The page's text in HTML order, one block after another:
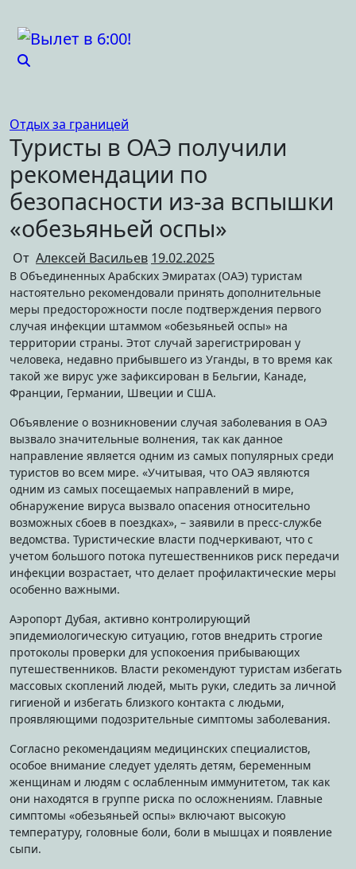
содержимому
Отдых за границей
Туристы в ОАЭ получили
рекомендации по
безопасности из-за вспышки
«обезьяньей оспы»
От Алексей Васильев 19.02.2025
В Объединенных Арабских Эмиратах (ОАЭ) туристам
настоятельно рекомендовали принять дополнительные
меры предосторожности после подтверждения первого
случая инфекции штаммом «обезьяньей оспы» на
территории страны. Этот случай зарегистрирован у
человека, недавно прибывшего из Уганды, в то время как
такой же вирус уже зафиксирован в Бельгии, Канаде,
Франции, Германии, Швеции и США.
Объявление о возникновении случая заболевания в ОАЭ
вызвало значительные волнения, так как данное
направление является одним из самых популярных среди
туристов во всем мире. «Учитывая, что ОАЭ являются
одним из самых посещаемых направлений в мире,
обнаружение вируса вызвало опасения относительно
возможных сбоев в поездках», – заявили в пресс-службе
ведомства. Туристические власти подчеркивают, что с
учетом большого потока путешественников риск передачи
инфекции возрастает, что делает профилактические меры
особенно важными.
Аэропорт Дубая, активно контролирующий
эпидемиологическую ситуацию, готов внедрить строгие
протоколы проверки для успокоения прибывающих
путешественников. Власти рекомендуют туристам избегать
массовых скоплений людей, мыть руки, следить за личной
гигиеной и избегать близкого контакта с людьми,
проявляющими подозрительные симптомы заболевания.
Согласно рекомендациям медицинских специалистов,
особое внимание следует уделять детям, беременным
женщинам и людям с ослабленным иммунитетом, так как
они находятся в группе риска по осложнениям. Главные
симптомы «обезьяньей оспы» включают высокую
температуру, головные боли, боли в мышцах и появление
сыпи.